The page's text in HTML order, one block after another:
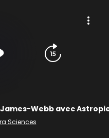
Webb avec
Sciences